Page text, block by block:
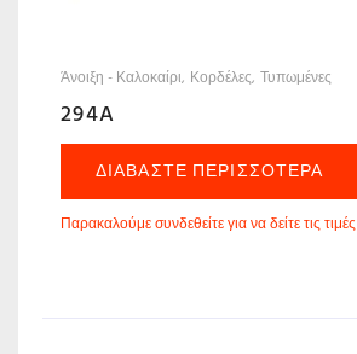
Άνοιξη - Καλοκαίρι Κορδέλες Τυπωμένες
294A
ΔΙΑΒΆΣΤΕ ΠΕΡΙΣΣΌΤΕΡΑ
Παρακαλούμε συνδεθείτε για να δείτε τις τιμές